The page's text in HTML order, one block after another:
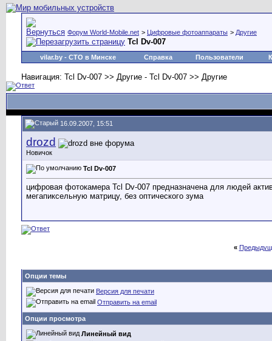
Форум World-Mobile.net > Цифровые фотоаппараты > Другие
Tcl Dv-007
vilar.by - СТО в Минске Справка Пользователи
Навигация: Tcl Dv-007 >> Другие - Tcl Dv-007 >> Другие
16.09.2007, 15:51
drozd
Новичок
Tcl Dv-007
цифровая фотокамера Tcl Dv-007 предназначена для людей
мегапиксельную матрицу, без оптического зума
«
Опции темы
Версия для печати
Отправить на email
Опции просмотра
Линейный вид